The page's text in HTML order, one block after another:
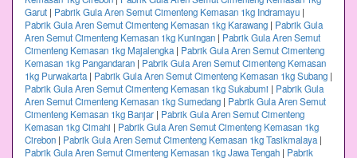
Garut | Pabrik Gula Aren Semut Cimenteng Kemasan 1kg Indramayu |
Pabrik Gula Aren Semut Cimenteng Kemasan 1kg Karawang | Pabrik Gula
Aren Semut Cimenteng Kemasan 1kg Kuningan | Pabrik Gula Aren Semut
Cimenteng Kemasan 1kg Majalengka | Pabrik Gula Aren Semut Cimenteng
Kemasan 1kg Pangandaran | Pabrik Gula Aren Semut Cimenteng Kemasan
1kg Purwakarta | Pabrik Gula Aren Semut Cimenteng Kemasan 1kg Subang |
Pabrik Gula Aren Semut Cimenteng Kemasan 1kg Sukabumi | Pabrik Gula
Aren Semut Cimenteng Kemasan 1kg Sumedang | Pabrik Gula Aren Semut
Cimenteng Kemasan 1kg Banjar | Pabrik Gula Aren Semut Cimenteng
Kemasan 1kg Cimahi | Pabrik Gula Aren Semut Cimenteng Kemasan 1kg
Cirebon | Pabrik Gula Aren Semut Cimenteng Kemasan 1kg Tasikmalaya |
Pabrik Gula Aren Semut Cimenteng Kemasan 1kg Jawa Tengah | Pabrik